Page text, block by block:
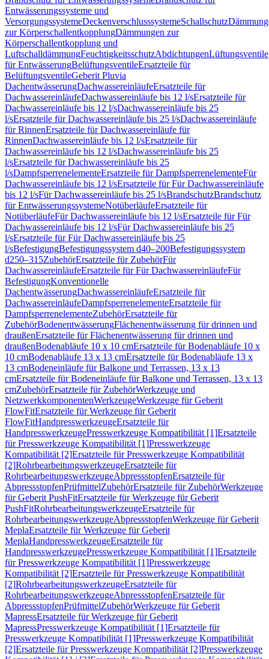
Entwässerungssysteme und
VersorgungssystemeDeckenverschlusssystemeSchallschutz
zur KörperschallentkopplungDämmungen zur
Körperschallentkopplung und
LuftschalldämmungFeuchtigkeitsschutzAbdichtungenLüftungsventile
für EntwässerungBelüftungsventileErsatzteile für
BelüftungsventileGeberit Pluvia
DachentwässerungDachwassereinläufeErsatzteile für
DachwassereinläufeDachwassereinläufe bis 12 l/sErsatzteile für
Dachwassereinläufe bis 12 l/sDachwassereinläufe bis 25
l/sErsatzteile für Dachwassereinläufe bis 25 l/sDachwassereinläufe
für RinnenErsatzteile für Dachwassereinläufe für
RinnenDachwassereinläufe bis 12 l/sErsatzteile für
Dachwassereinläufe bis 12 l/sDachwassereinläufe bis 25
l/sErsatzteile für Dachwassereinläufe bis 25
l/sDampfsperrenelementeErsatzteile für DampfsperrenelementeFür
Dachwassereinläufe bis 12 l/sErsatzteile für Für Dachwassereinläufe
bis 12 l/sFür Dachwassereinläufe bis 25 l/sBrandschutzBrandschutz
für EntwässerungssystemeNotüberläufeErsatzteile für
NotüberläufeFür Dachwassereinläufe bis 12 l/sErsatzteile für Für
Dachwassereinläufe bis 12 l/sFür Dachwassereinläufe bis 25
l/sErsatzteile für Für Dachwassereinläufe bis 25
l/sBefestigungBefestigungssystem d40–200Befestigungssystem
d250–315ZubehörErsatzteile für ZubehörFür
DachwassereinläufeErsatzteile für Für DachwassereinläufeFür
BefestigungKonventionelle
DachentwässerungDachwassereinläufeErsatzteile für
DachwassereinläufeDampfsperrenelementeErsatzteile für
DampfsperrenelementeZubehörErsatzteile für
ZubehörBodenentwässerungFlächenentwässerung für drinnen und
draußenErsatzteile für Flächenentwässerung für drinnen und
draußenBodenabläufe 10 x 10 cmErsatzteile für Bodenabläufe 10 x
10 cmBodenabläufe 13 x 13 cmErsatzteile für Bodenabläufe 13 x
13 cmBodeneinläufe für Balkone und Terrassen, 13 x 13
cmErsatzteile für Bodeneinläufe für Balkone und Terrassen, 13 x 13
cmZubehörErsatzteile für ZubehörWerkzeuge und
NetzwerkkomponentenWerkzeugeWerkzeuge für Geberit
FlowFitErsatzteile für Werkzeuge für Geberit
FlowFitHandpresswerkzeugeErsatzteile für
HandpresswerkzeugePresswerkzeuge Kompatibilität [1]Ersatzteile
für Presswerkzeuge Kompatibilität [1]Presswerkzeuge
Kompatibilität [2]Ersatzteile für Presswerkzeuge Kompatibilität
[2]RohrbearbeitungswerkzeugeErsatzteile für
RohrbearbeitungswerkzeugeAbpressstopfenErsatzteile für
AbpressstopfenPrüfmittelZubehörErsatzteile für ZubehörWerkzeuge
für Geberit PushFitErsatzteile für Werkzeuge für Geberit
PushFitRohrbearbeitungswerkzeugeErsatzteile für
RohrbearbeitungswerkzeugeAbpressstopfenWerkzeuge für Geberit
MeplaErsatzteile für Werkzeuge für Geberit
MeplaHandpresswerkzeugeErsatzteile für
HandpresswerkzeugePresswerkzeuge Kompatibilität [1]Ersatzteile
für Presswerkzeuge Kompatibilität [1]Presswerkzeuge
Kompatibilität [2]Ersatzteile für Presswerkzeuge Kompatibilität
[2]RohrbearbeitungswerkzeugeErsatzteile für
RohrbearbeitungswerkzeugeAbpressstopfenErsatzteile für
AbpressstopfenPrüfmittelZubehörWerkzeuge für Geberit
MapressErsatzteile für Werkzeuge für Geberit
MapressPresswerkzeuge Kompatibilität [1]Ersatzteile für
Presswerkzeuge Kompatibilität [1]Presswerkzeuge Kompatibilität
[2]Ersatzteile für Presswerkzeuge Kompatibilität [2]Presswerkzeuge